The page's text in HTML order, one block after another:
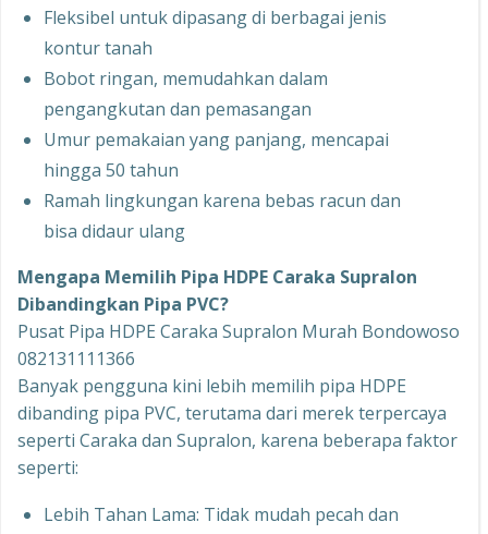
Fleksibel untuk dipasang di berbagai jenis
kontur tanah
Bobot ringan, memudahkan dalam
pengangkutan dan pemasangan
Umur pemakaian yang panjang, mencapai
hingga 50 tahun
Ramah lingkungan karena bebas racun dan
bisa didaur ulang
Mengapa Memilih Pipa HDPE Caraka Supralon
Dibandingkan Pipa PVC?
Pusat Pipa HDPE Caraka Supralon Murah Bondowoso
082131111366
Banyak pengguna kini lebih memilih pipa HDPE
dibanding pipa PVC, terutama dari merek terpercaya
seperti Caraka dan Supralon, karena beberapa faktor
seperti:
Lebih Tahan Lama: Tidak mudah pecah dan